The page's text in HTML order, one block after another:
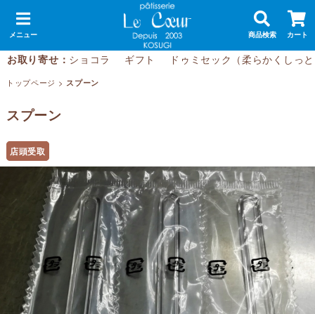
メニュー 商品検索 カート
お取り寄せ： ショコラ ギフト ドゥミセック（柔らかくしっ
トップページ > スプーン
スプーン
店頭受取